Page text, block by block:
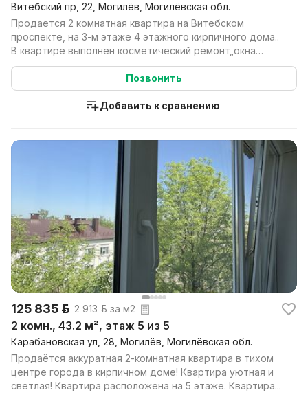
Витебский пр, 22, Могилёв, Могилёвская обл.
Продается 2 комнатная квартира на Витебском
проспекте, на 3-м этаже 4 этажного кирпичного дома..
В квартире выполнен косметический ремонт„окна
деревян...
Позвонить
Добавить к сравнению
125 835 р. 2 913 р. за м2
2 комн., 43.2 м², этаж 5 из 5
Карабановская ул, 28, Могилёв, Могилёвская обл.
Продаётся аккуратная 2-комнатная квартира в тихом
центре города в кирпичном доме! Квартира уютная и
светлая! Квартира расположена на 5 этаже. Квартира...